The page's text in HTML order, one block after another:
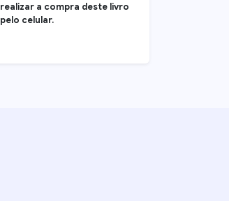
realizar a compra deste livro
pelo celular.